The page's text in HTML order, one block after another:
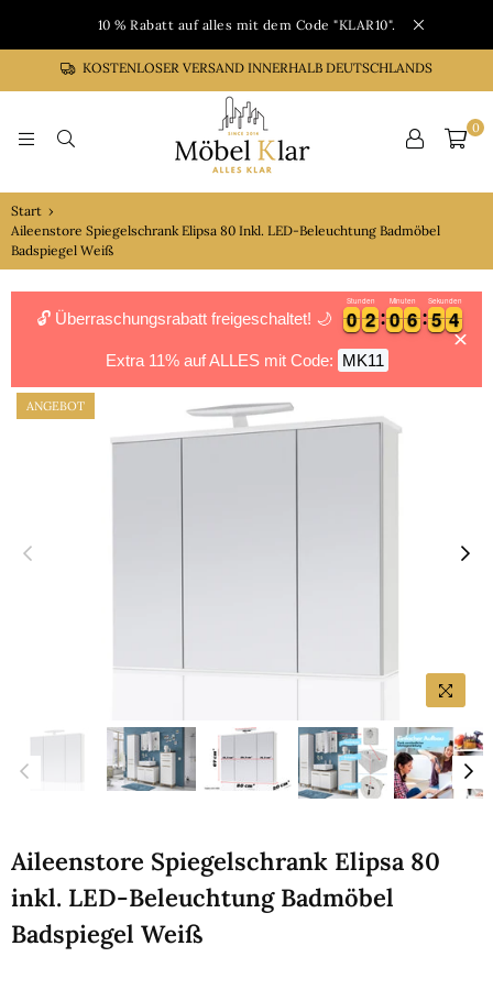
10 % Rabatt auf alles mit dem Code "KLAR10".
KOSTENLOSER VERSAND INNERHALB DEUTSCHLANDS
MÖBEL
0
Start ›
Aileenstore Spiegelschrank Elipsa 80 Inkl. LED-Beleuchtung Badmöbel
Badspiegel Weiß
🔓 Überraschungsrabatt freigeschaltet! 🌙 0
0
0
0 2
2
2
2
Stunden
0
0
0
0 6
6
6
6
Minuten
5
5
5
5 3
3
4
4
Sekunden
Extra 11% auf ALLES mit Code: MK11
ANGEBOT
Aileenstore Spiegelschrank Elipsa 80
inkl. LED-Beleuchtung Badmöbel
Badspiegel Weiß